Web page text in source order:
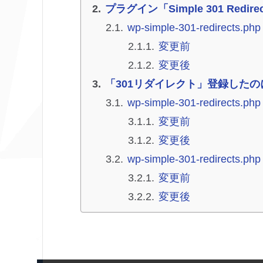
プラグイン「Simple 301
wp-simple-301-redirects.php
変更前
変更後
「301リダイレクト」登録した
wp-simple-301-redirects.php
変更前
変更後
wp-simple-301-redirects.php
変更前
変更後